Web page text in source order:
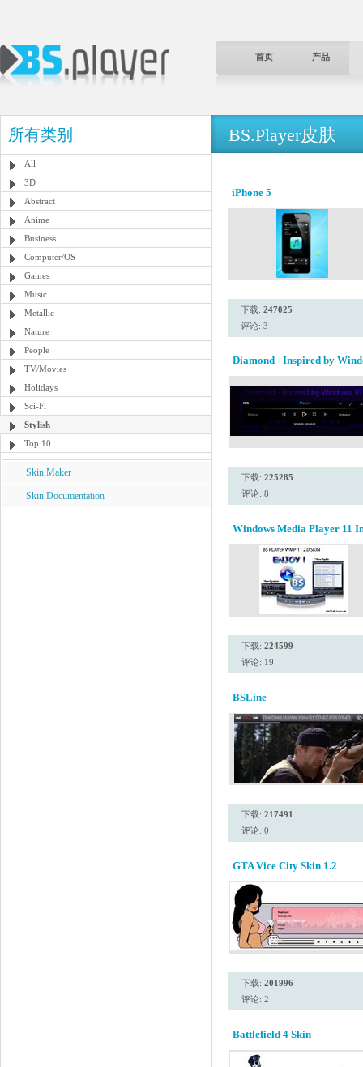
首页 产品
所有类别
All
3D
Abstract
Anime
Business
Computer/OS
Games
Music
Metallic
Nature
People
TV/Movies
Holidays
Sci-Fi
Stylish
Top 10
Skin Maker
Skin Documentation
BS.Player皮肤
iPhone 5
下载: 247025
评论: 3
Diamond - Inspired by
下载: 225285
评论: 8
Windows Media Player 11
下载: 224599
评论: 19
BSLine
下载: 217491
评论: 0
GTA Vice City Skin 1.2
下载: 201996
评论: 2
Battlefield 4 Skin